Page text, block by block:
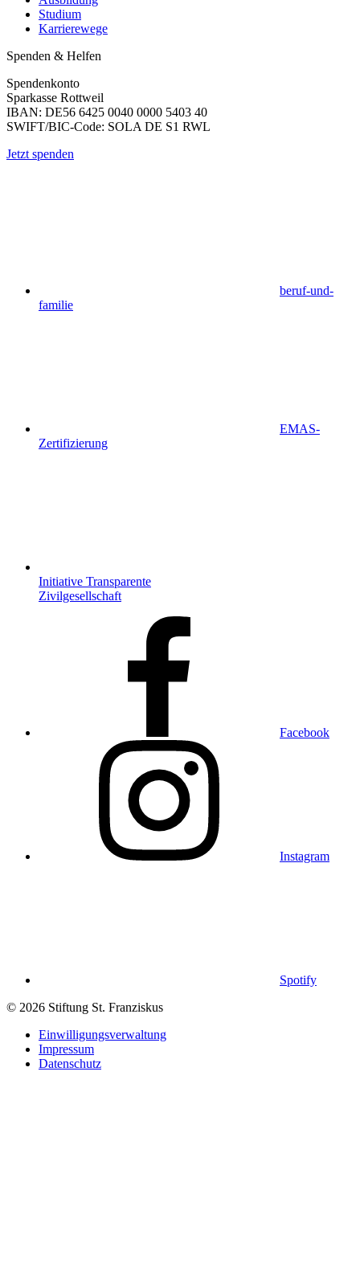
Studium
Karrierewege
Spenden & Helfen
Spendenkonto
Sparkasse Rottweil
IBAN: DE56 6425 0040 0000 5403 40
SWIFT/BIC-Code: SOLA DE S1 RWL
Jetzt spenden
beruf-und-
familie
EMAS-
Zertifizierung
Initiative Transparente
Zivilgesellschaft
Facebook
Instagram
Spotify
© 2026 Stiftung St. Franziskus
Einwilligungsverwaltung
Impressum
Datenschutz